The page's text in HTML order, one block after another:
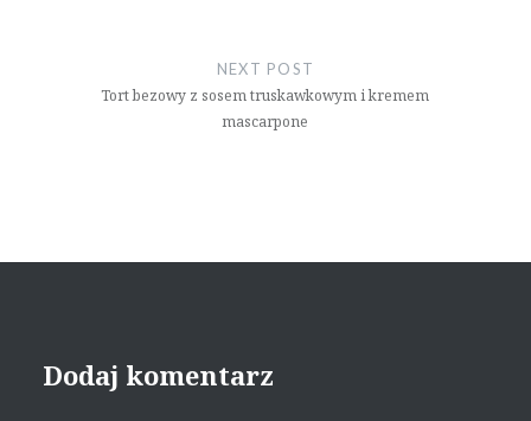
NEXT POST
Tort bezowy z sosem truskawkowym i kremem
mascarpone
Dodaj komentarz